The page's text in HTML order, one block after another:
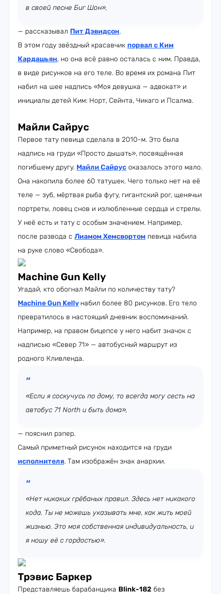
в своей песне Биг Шон»,
— рассказывал Пит Дэвидсон.
В этом году звёздный красавчик порвал с Ким
Кардашьян, но она всё равно осталась с ним. Правда,
в виде рисунков на его теле. Во время их романа Пит
набил на шее надпись «Моя девушка — адвокат» и
инициалы детей Ким: Норт, Сейнта, Чикаго и Псалма.
Майли Сайрус
Первое тату певица сделала в 2010-м. Это была
надпись на груди «Просто дышать», посвящённая
погибшему другу. Майли Сайрус оказалось этого мало.
Она накопила более 60 татушек. Чего только нет на её
теле — зуб, мёртвая рыба фугу, гигантский рог, щенячьи
портреты, ловец снов и излюбленные сердца и стрелы.
У неё есть и тату с особым значением. Например,
после развода с Лиамом Хемсвортом певица набила
на руке слово «Свобода».
Machine Gun Kelly
Угадай, кто обогнал Майли по количеству тату?
Machine Gun Kelly набил более 80 рисунков. Его тело
превратилось в настоящий дневник воспоминаний.
Например, на правом бицепсе у него набит значок с
надписью «Север 71» — автобусный маршрут из
родного Кливленда.
«Если я соскучусь по дому, то всегда могу сесть на
автобус 71 North и быть дома»,
— пояснил рэпер.
Самый приметный рисунок находится на груди
исполнителя. Там изображён знак анархии.
«Нет никаких грёбаных правил. Здесь нет никакого
кода. Ты не можешь указывать мне, как жить моей
жизнью. Это моя собственная индивидуальность, и
я ношу её с гордостью».
Трэвис Баркер
Представляешь барабанщика Blink-182 без